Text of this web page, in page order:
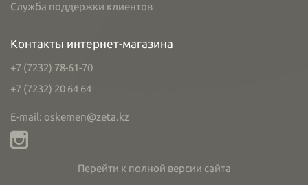
Служба поддержки клиентов
Контакты интернет-магазина
+7 (7232) 78-61-70
+7 (7232) 20 64 64
E-mail: oskemen@zeta.kz
Перейти к полной версии сайта